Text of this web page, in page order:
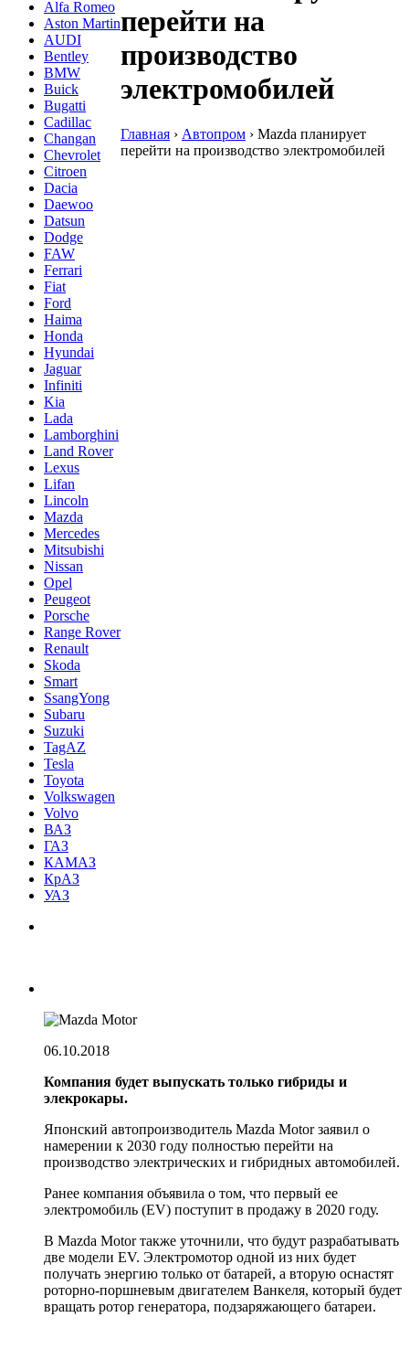
Alfa Romeo
Aston Martin
AUDI
Bentley
BMW
Buick
Bugatti
Cadillac
Changan
Chevrolet
Citroen
Dacia
Daewoo
Datsun
Dodge
FAW
Ferrari
Fiat
Ford
Haima
Honda
Hyundai
Jaguar
Infiniti
Kia
Lada
Lamborghini
Land Rover
Lexus
Lifan
Lincoln
Mazda
Mercedes
Mitsubishi
Nissan
Opel
Peugeot
Porsche
Range Rover
Renault
Skoda
Smart
SsangYong
Subaru
Suzuki
TagAZ
Tesla
Toyota
Volkswagen
Volvo
ВАЗ
ГАЗ
КАМАЗ
КрАЗ
УАЗ
перейти на
производство
электромобилей
Главная › Автопром › Mazda планирует
перейти на производство электромобилей
06.10.2018
Компания будет выпускать только гибриды и
элекрокары.
Японский автопроизводитель Mazda Motor заявил о
намерении к 2030 году полностью перейти на
производство электрических и гибридных автомобилей.
Ранее компания объявила о том, что первый ее
электромобиль (EV) поступит в продажу в 2020 году.
В Mazda Motor также уточнили, что будут разрабатывать
две модели EV. Электромотор одной из них будет
получать энергию только от батарей, а вторую оснастят
роторно-поршневым двигателем Ванкеля, который будет
вращать ротор генератора, подзаряжающего батареи.